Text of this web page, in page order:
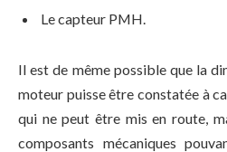
Le capteur PMH.
Il est de même possible que la
moteur puisse être constatée à
qui ne peut être mis en route,
composants mécaniques